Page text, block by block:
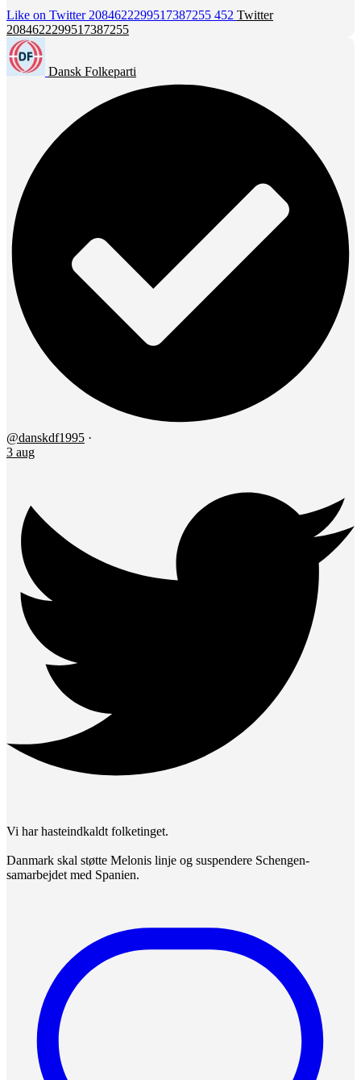
Like on Twitter 2084622299517387255 452 Twitter
2084622299517387255
Dansk Folkeparti
@danskdf1995 ·
3 aug
Vi har hasteindkaldt folketinget.
Danmark skal støtte Melonis linje og suspendere Schengen-
samarbejdet med Spanien.